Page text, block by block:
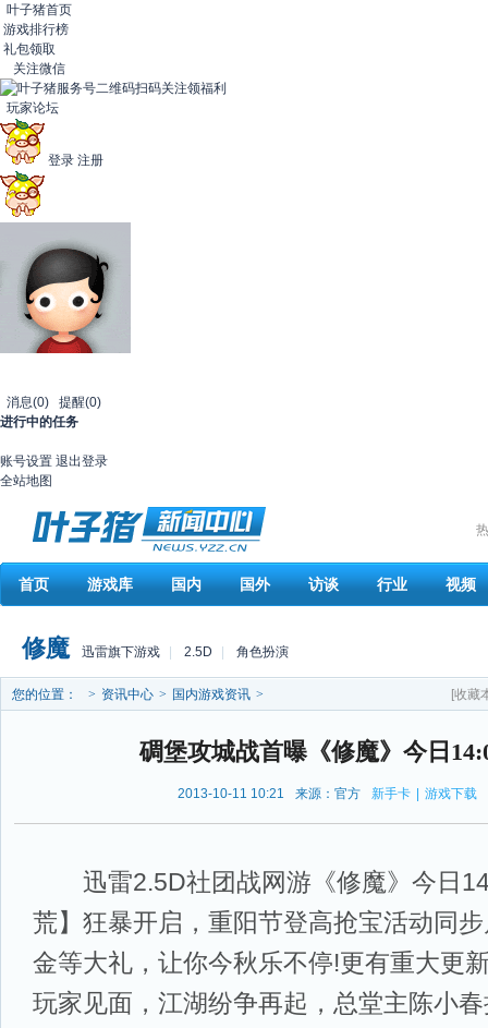
叶子猪首页
游戏排行榜
礼包领取
关注微信
扫码关注领福利
玩家论坛
登录 注册
消息(0) 提醒(0)
进行中的任务
账号设置 退出登录
全站地图
首页 游戏库 国内 国外 访谈 行业 视频
修魔 迅雷旗下游戏 2.5D 角色扮演
您的位置： > 资讯中心 > 国内游戏资讯 > [收藏
碉堡攻城战首曝《修魔》今日
2013-10-11 10:21 来源：官方 新手卡 游戏下载
迅雷2.5D社团战网游《修魔》今日
荒】狂暴开启，重阳节登高抢宝活动同
金等大礼，让你今秋乐不停!更有重大
玩家见面，江湖纷争再起，总堂主陈小